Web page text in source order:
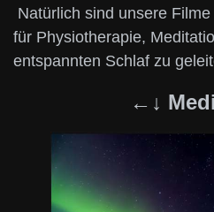
Natürlich sind unsere
für Physiotherapie,
entspannten Schlaf zu
←↓